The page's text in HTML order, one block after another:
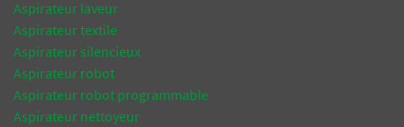
Aspirateur laveur
Aspirateur textile
Aspirateur silencieux
Aspirateur robot
Aspirateur robot programmable
Aspirateur nettoyeur